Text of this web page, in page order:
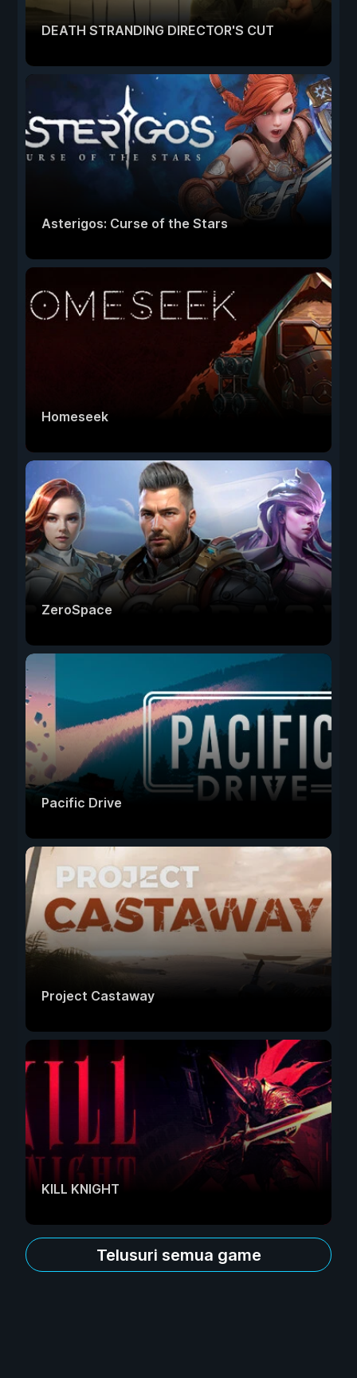
DEATH STRANDING DIRECTOR'S CUT
Asterigos: Curse of the Stars
Homeseek
ZeroSpace
Pacific Drive
Project Castaway
KILL KNIGHT
Telusuri semua game